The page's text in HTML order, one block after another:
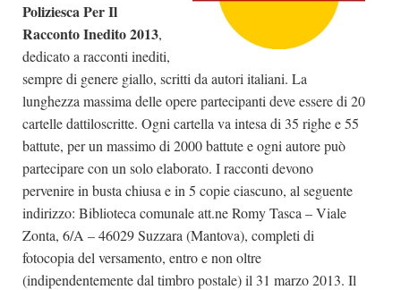
Poliziesca Per Il
Racconto Inedito 2013,
dedicato a racconti inediti,
sempre di genere giallo, scritti da autori italiani. La
lunghezza massima delle opere partecipanti deve essere di 20
cartelle dattiloscritte. Ogni cartella va intesa di 35 righe e 55
battute, per un massimo di 2000 battute e ogni autore può
partecipare con un solo elaborato. I racconti devono
pervenire in busta chiusa e in 5 copie ciascuno, al seguente
indirizzo: Biblioteca comunale att.ne Romy Tasca – Viale
Zonta, 6/A – 46029 Suzzara (Mantova), completi di
fotocopia del versamento, entro e non oltre
(indipendentemente dal timbro postale) il 31 marzo 2013. Il